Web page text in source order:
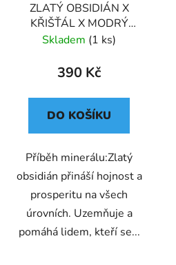
ZLATÝ OBSIDIÁN X
KŘIŠŤÁL X MODRÝ
CHALCEDON
DEKORACÍ (UNISEX)6
Skladem (1 ks)
390 Kč
DO KOŠÍKU
Příběh minerálu:Zlatý
obsidián přináší hojnost a
prosperitu na všech
úrovních. Uzemňuje a
pomáhá lidem, kteří se...